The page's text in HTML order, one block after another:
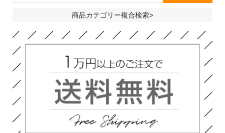
商品カテゴリー複合検索>